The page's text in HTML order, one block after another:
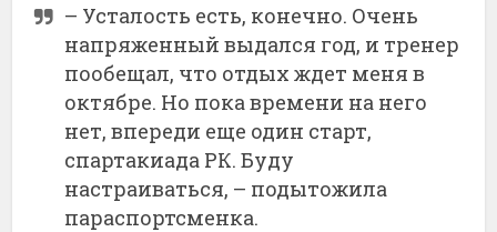
– Усталость есть, конечно. Очень
напряженный выдался год, и тренер
пообещал, что отдых ждет меня в
октябре. Но пока времени на него
нет, впереди еще один старт,
спартакиада РК. Буду
настраиваться, – подытожила
параспортсменка.